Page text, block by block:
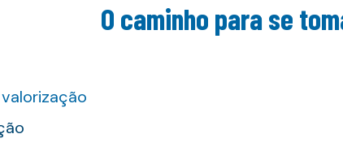
O caminho para se